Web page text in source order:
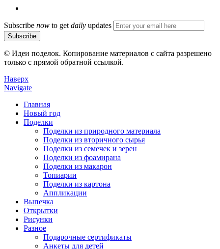
Subscribe now to get daily updates
© Идеи поделок. Копирование материалов с сайта разрешено
только с прямой обратной ссылкой.
Наверх
Navigate
Главная
Новый год
Поделки
Поделки из природного материала
Поделки из вторичного сырья
Поделки из семечек и зерен
Поделки из фоамирана
Поделки из макарон
Топиарии
Поделки из картона
Аппликации
Выпечка
Открытки
Рисунки
Разное
Подарочные сертификаты
Анкеты для детей